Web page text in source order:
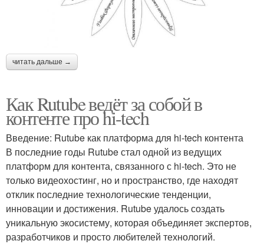
читать дальше →
Как Rutube ведёт за собой в
контенте про hi-tech
Введение: Rutube как платформа для hi-tech контента
В последние годы Rutube стал одной из ведущих
платформ для контента, связанного с hi-tech. Это не
только видеохостинг, но и пространство, где находят
отклик последние технологические тенденции,
инновации и достижения. Rutube удалось создать
уникальную экосистему, которая объединяет экспертов,
разработчиков и просто любителей технологий.